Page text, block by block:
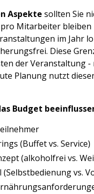
Aspekte sollten Sie
pro Mitarbeiter bleiben
im Jahr
Diese
der Veranstaltung -
Planung nutzt
Budget
(Buffet vs. Service)
(alkoholfrei vs.
(Selbstbedienung vs.